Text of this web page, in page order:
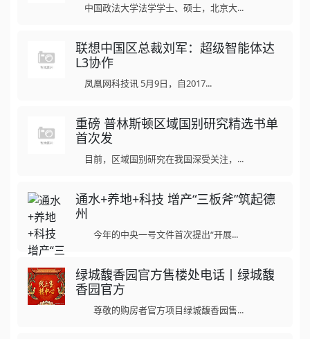
中国政法大学法学学士、硕士，北京大...
联想中国区总裁刘军：超级智能体达
L3协作
凤凰网科技讯 5月9日，自2017...
重磅 普林斯顿区域国别研究精选书单
首次发
目前，区域国别研究在我国深受关注，...
通水+养地+科技 增产“三板斧”筑起德
州
今年的中央一号文件首次提出“开展...
绿城馥香园官方售楼处电话丨绿城馥
香园官方
尊敬的购房者官方项目绿城馥香园售...